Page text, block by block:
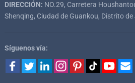
DIRECCIÓN: NO.29, Carretera
Shenqing, Ciudad de Guankou, Distrito
Síguenos vía: